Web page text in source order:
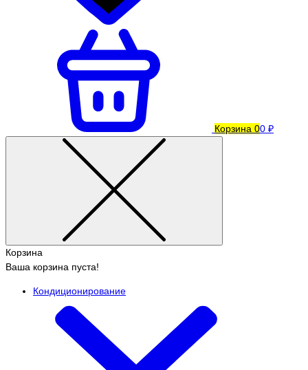
Корзина 00 ₽
Корзина
Ваша корзина пуста!
Кондиционирование